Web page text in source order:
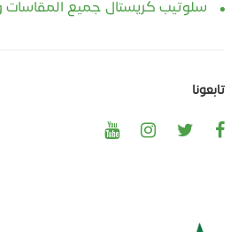
سلوتيب كريستال جميع المقاسات
تابعونا